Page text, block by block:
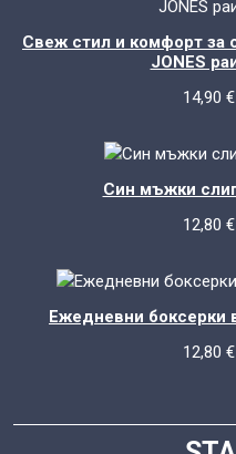
Свеж стил и комфорт за
JONES
14,90 €
Син мъжки
12,80 €
Ежедневни боксерки
12,80 €